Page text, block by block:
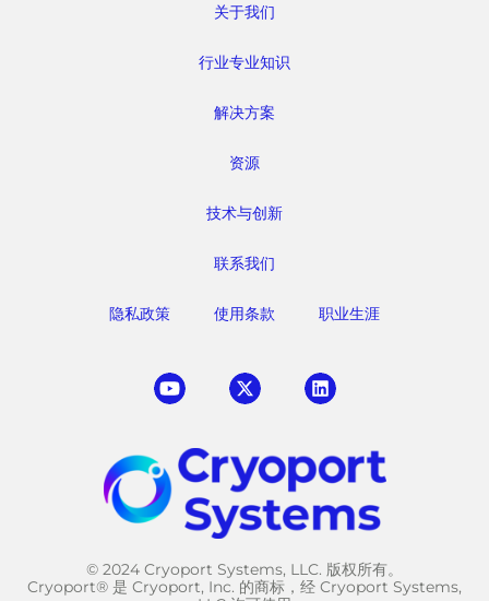
关于我们
行业专业知识
解决方案
资源
技术与创新
联系我们
隐私政策 使用条款 职业生涯
© 2024 Cryoport Systems, LLC. 版权所有。
Cryoport® 是 Cryoport, Inc. 的商标，经 Cryoport Systems,